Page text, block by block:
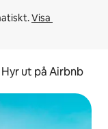
Visa
Hyr ut på Airbnb